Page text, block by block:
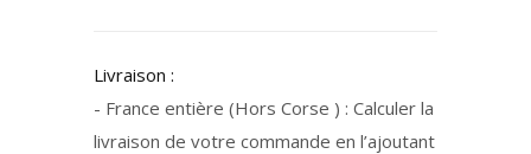
Livraison :
- France entière (Hors Corse ) : Calculer la
livraison de votre commande en l’ajoutant